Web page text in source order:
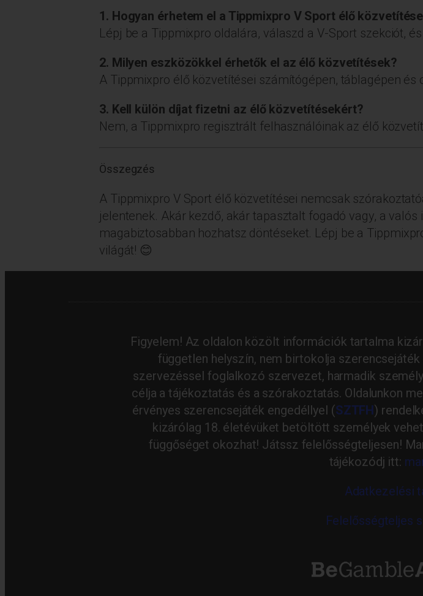
1. Hogyan érhetem el a Tippmixpro V Sport élő
Lépj be a Tippmixpro oldalára, válaszd a V-Sport szekciót,
2. Milyen eszközökkel érhetők el az élő közvetítések?
A Tippmixpro élő közvetítései számítógépen, táblagépen és
3. Kell külön díjat fizetni az élő közvetítésekért?
Nem, a Tippmixpro regisztrált felhasználóinak az élő
Összegzés
A Tippmixpro V Sport élő közvetítései nemcsak
jelentenek. Akár kezdő, akár tapasztalt fogadó vagy, a
magabiztosabban hozhatsz döntéseket. Lépj be a
világát! 😊
Figyelem! Az oldalon közölt információk tartalma
független helyszín, nem birtokolja
szervezéssel foglalkozó szervezet, harmadik
célja a tájékoztatás és a szórakoztatás. Oldalunkon
érvényes szerencsejáték engedéllyel (SZTFH)
kizárólag 18. életévüket betöltött személyek
függőséget okozhat! Játssz felelősségteljesen!
tájékozódj itt:
Adatkezelési
Felelősségteljes